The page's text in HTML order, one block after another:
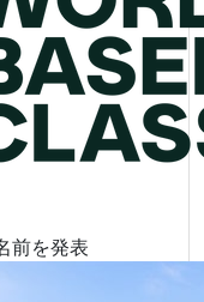
前を発表